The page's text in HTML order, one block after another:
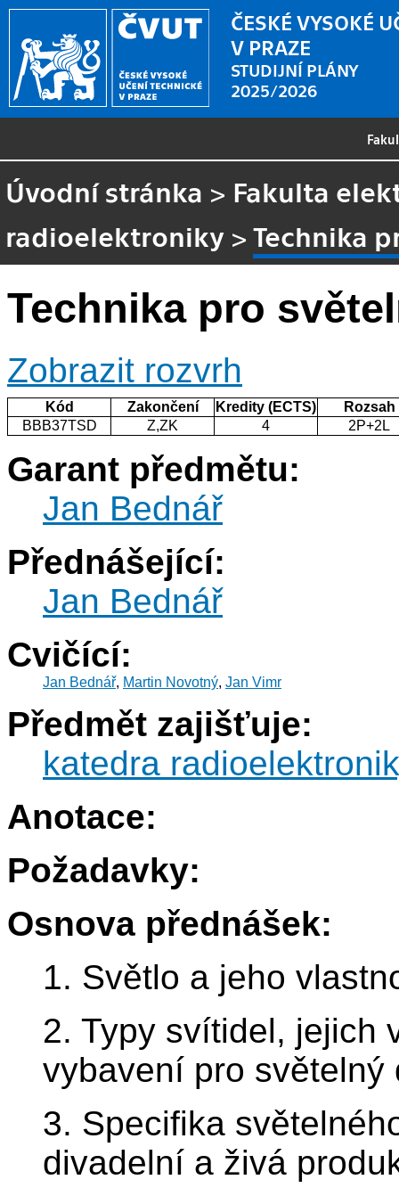
ČESKÉ VYSOKÉ
V PRAZE
STUDIJNÍ PLÁNY
2025/2026
Úvodní stránka > Fakulta
radioelektroniky >Technika
Technika pro
Zobrazit rozvrh
Kód Zakončení Kredity (ECTS)
Rozsah
BBB37TSD
Z,ZK 4 2P+2L
Garant předmětu:
Jan Bednář
Přednášející:
Jan Bednář
Cvičící:
Jan Bednář, Martin Novotný, Jan Vimr
Předmět zajišťuje:
katedra
Anotace:
Požadavky:
Osnova přednášek:
1. Světlo a jeho
2. Typy svítidel, jejich
vybavení pro světelný
3. Specifika
divadelní a živá